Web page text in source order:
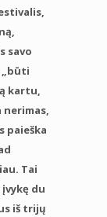
savo
„būti
kartu,
paieška
Tai
du
iš trijų